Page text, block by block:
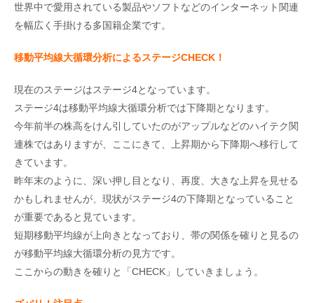
世界中で愛用されている製品やソフトなどのインターネット関連
を幅広く手掛ける多国籍企業です。
移動平均線大循環分析によるステージCHECK ！
現在のステージはステージ4となっています。
ステージ4は移動平均線大循環分析では下降期となります。
今年前半の株高をけん引していたのがアップルなどのハイテク関
連株ではありますが、ここにきて、上昇期から下降期へ移行して
きています。
昨年末のように、深い押し目となり、再度、大きな上昇を見せる
かもしれませんが、現状がステージ4の下降期となっていること
が重要であると見ています。
短期移動平均線が上向きとなっており、帯の関係を確りと見るの
が移動平均線大循環分析の見方です。
ここからの動きを確りと「CHECK」していきましょう。